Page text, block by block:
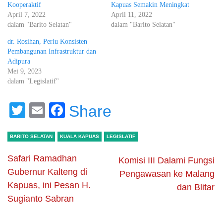
Kooperaktif
April 7, 2022
dalam "Barito Selatan"
Kapuas Semakin Meningkat
April 11, 2022
dalam "Barito Selatan"
dr. Rosihan, Perlu Konsisten
Pembangunan Infrastruktur dan
Adipura
Mei 9, 2023
dalam "Legislatif"
Twitter
EmailFacebook
Share
BARITO SELATAN KUALA KAPUAS LEGISLATIF
Safari Ramadhan
Gubernur Kalteng di
Kapuas, ini Pesan H.
Sugianto Sabran
Komisi III Dalami Fungsi
Pengawasan ke Malang
dan Blitar